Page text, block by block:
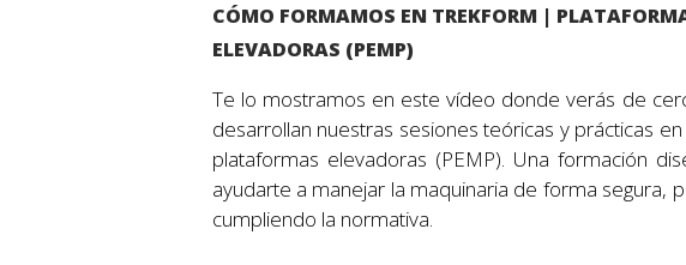
CÓMO FORMAMOS EN TREKFORM |
ELEVADORAS (PEMP)
Te lo mostramos en este vídeo donde verás de
desarrollan nuestras sesiones teóricas y prácticas
plataformas elevadoras (PEMP). Una formación
ayudarte a manejar la maquinaria de forma segura,
cumpliendo la normativa.